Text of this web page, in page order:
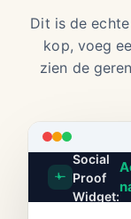
Dit is de
kop, voeg
zien de